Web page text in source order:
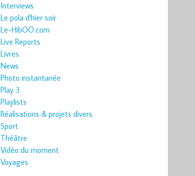
Interviews
Le pola d'hier soir
Le-HibOO.com
Live Reports
Livres
News
Photo instantanée
Play 3
Playlists
Réalisations & projets divers
Sport
Théâtre
Vidéo du moment
Voyages